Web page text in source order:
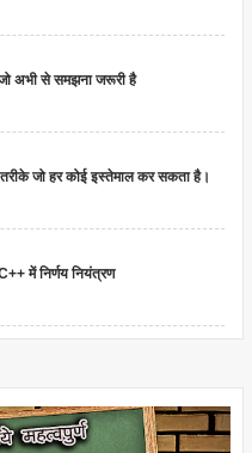
अभी से समझना जरूरी है
जो हर कोई इस्तेमाल कर सकता है।
में निर्णय नियंत्रण